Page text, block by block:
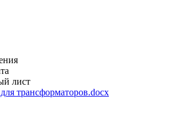
лист
трансформаторов.docx